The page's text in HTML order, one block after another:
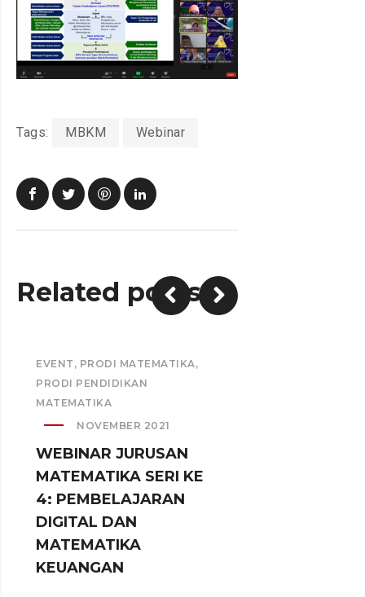
Tags: MBKM Webinar
Related posts
EVENT , PRODI MATEMATIKA,
PRODI PENDIDIKAN
MATEMATIKA
NOVEMBER 2021
WEBINAR JURUSAN
MATEMATIKA SERI KE
4: PEMBELAJARAN
DIGITAL DAN
MATEMATIKA
KEUANGAN